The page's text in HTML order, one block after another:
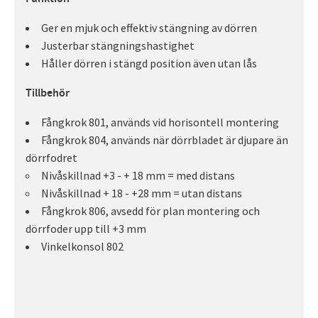
Ger en mjuk och effektiv stängning av dörren
Justerbar stängningshastighet
Håller dörren i stängd position även utan lås
Tillbehör
Fångkrok 801, används vid horisontell montering
Fångkrok 804, används när dörrbladet är djupare än
dörrfodret
Nivåskillnad +3 - + 18 mm = med distans
Nivåskillnad + 18 - +28 mm = utan distans
Fångkrok 806, avsedd för plan montering och
dörrfoder upp till +3 mm
Vinkelkonsol 802